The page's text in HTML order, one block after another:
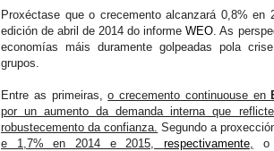
Proxéctase que o crecemento alcanzará 0,8%
edición de abril de 2014 do informeWEO . As
economías máis duramente golpeadas pola
grupos.
Entre as primeiras,o crecemento continuouse en
por un aumentoda demanda interna que
robustecemento da confianza. Segundo a
e 1,7% en 2014 e 2015, respectivamente,
o